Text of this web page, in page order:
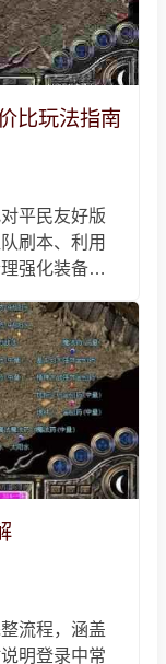
比玩法指南
平民友好版
刷本、利用
强化装备，
流程，涵盖
明登录中常